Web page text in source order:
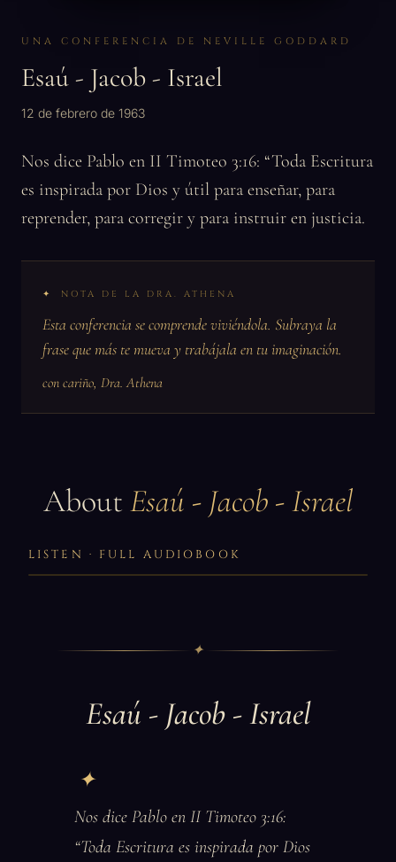
UNA CONFERENCIA DE NEVILLE GODDARD
Esaú - Jacob - Israel
12 de febrero de 1963
Nos dice Pablo en II Timoteo 3:16: “Toda Escritura
es inspirada por Dios y útil para enseñar, para
reprender, para corregir y para instruir en justicia.
NOTA DE LA DRA. ATHENA
Esta conferencia se comprende viviéndola. Subraya la
frase que más te mueva y trabájala en tu imaginación.
con cariño, Dra. Athena
About Esaú - Jacob - Israel
LISTEN · FULL AUDIOBOOK
✦
Esaú - Jacob - Israel
Nos dice Pablo en II Timoteo 3:16:
“Toda Escritura es inspirada por Dios